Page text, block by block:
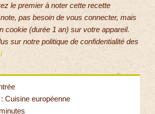
le premier à noter cette recette
pas besoin de vous connecter, mais
cookie (durée 1 an) sur votre appareil.
sur notre politique de confidentialité des
Cuisine européenne